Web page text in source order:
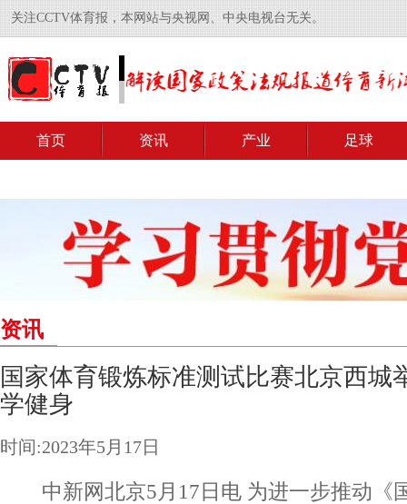
关注CCTV体育报，本网站与央视网、中央电视台无关。
首页 资讯 产业 足球
资讯
国家体育锻炼标准测试比赛北京西城
学健身
时间:2023年5月17日
中新网北京5月17日电 为进一步推动《